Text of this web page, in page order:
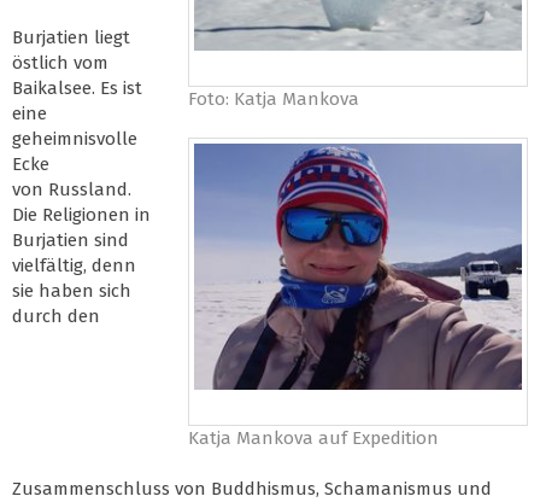
Foto: Katja Mankova
Katja Mankova auf Expedition
Burjatien liegt
östlich vom
Baikalsee. Es ist
eine
geheimnisvolle
Ecke
von Russland.
Die Religionen in
Burjatien sind
vielfältig, denn
sie haben sich
durch den
Zusammenschluss von Buddhismus, Schamanismus und